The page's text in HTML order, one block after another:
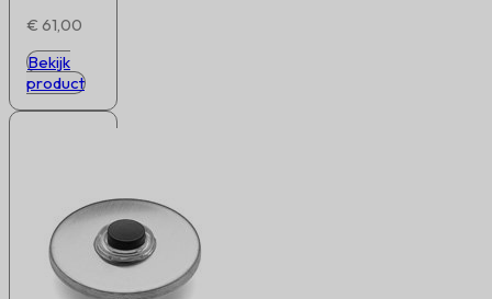
€ 61,00
Bekijk
product